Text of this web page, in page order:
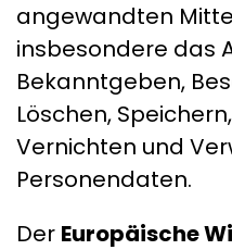
angewandten
insbesondere das
Bekanntgeben,
Löschen,
Vernichten und
Personendaten.
Der Europäische